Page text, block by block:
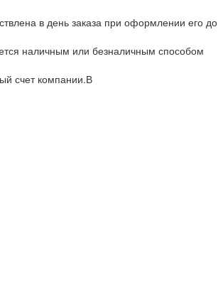
в день заказа при оформлении его до
наличным или безналичным способом
счет компании.В